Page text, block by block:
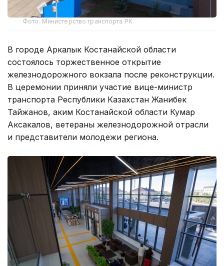
Фото: Министерство транспорта РК
В городе Аркалык Костанайской области
состоялось торжественное открытие
железнодорожного вокзала после реконструкции.
В церемонии приняли участие вице-министр
транспорта Республики Казахстан Жанибек
Тайжанов, аким Костанайской области Кумар
Аксакалов, ветераны железнодорожной отрасли
и представители молодежи региона.